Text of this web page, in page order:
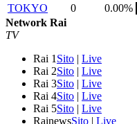
TOKYO
0
0.00%
Network Rai
TV
Rai 1 Sito | Live
Rai 2Sito | Live
Rai 3Sito | Live
Rai 4Sito | Live
Rai 5Sito | Live
RainewsSito | Live